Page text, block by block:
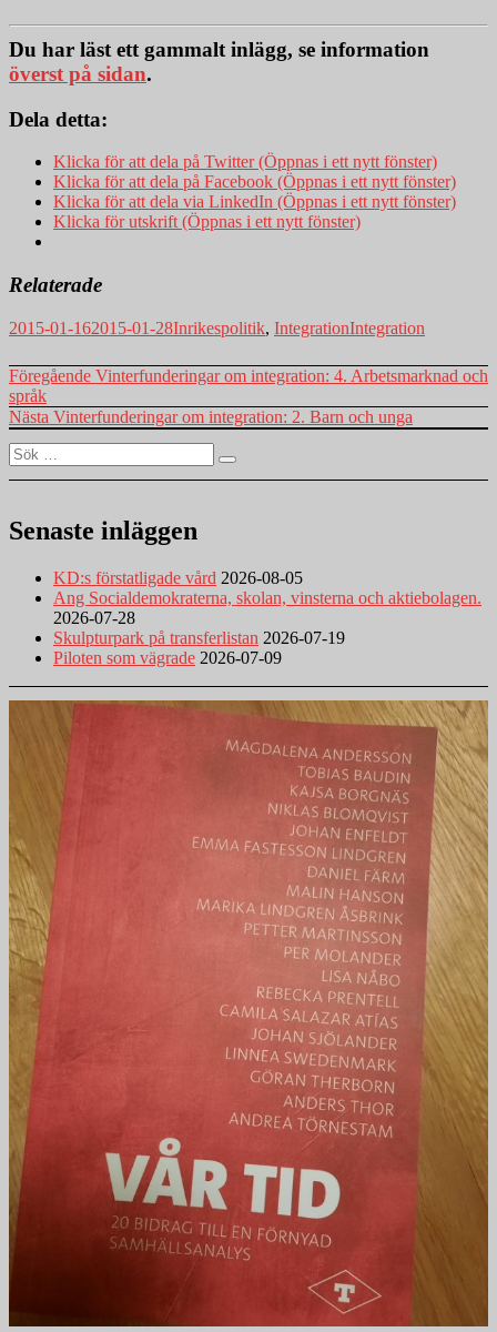
Du har läst ett gammalt inlägg, se information
överst på sidan.
Dela detta:
Klicka för att dela på Twitter (Öppnas i ett nytt fönster)
Klicka för att dela på Facebook (Öppnas i ett nytt fönster)
Klicka för att dela via LinkedIn (Öppnas i ett nytt fönster)
Klicka för utskrift (Öppnas i ett nytt fönster)
Relaterade
Postat
2015-01-162015-01-28Kategorier
Inrikespolitik, IntegrationTaggar
Integration
Inläggsnavigering
Föregående Föregående
Vinterfunderingar om integration: 4. Arbetsmarknad och
språk
Nästa Nästa
inlägg:
Vinterfunderingar om integration: 2. Barn och unga
Sök
efter:
Sök
Senaste inläggen
KD:s förstatligade vård 2026-08-05
Ang Socialdemokraterna, skolan, vinsterna och aktiebolagen.
2026-07-28
Skulpturpark på transferlistan 2026-07-19
Piloten som vägrade 2026-07-09